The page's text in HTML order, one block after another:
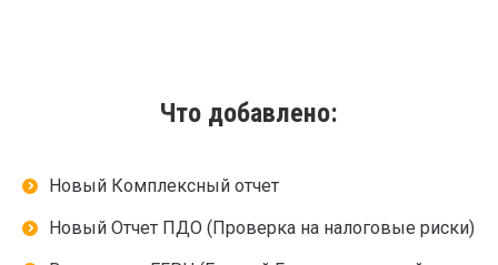
Что добавлено:
Новый Комплексный отчет
Новый Отчет ПДО (Проверка на налоговые риски)